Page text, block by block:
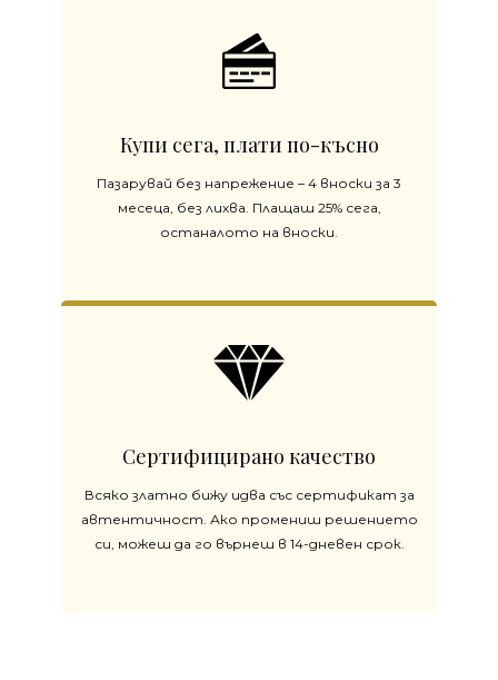
Купи сега, плати по-късно
Пазарувай без напрежение – 4 вноски за 3
месеца, без лихва. Плащаш 25% сега,
останалото на вноски.
Сертифицирано качество
Всяко златно бижу идва със сертификат за
автентичност. Ако промениш решението
си, можеш да го върнеш в 14-дневен срок.